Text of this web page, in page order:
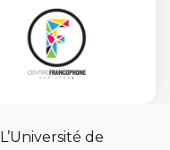
L’Université de